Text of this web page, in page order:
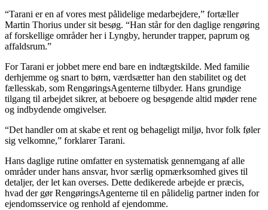
“Tarani er en af vores mest pålidelige medarbejdere,” fortæller
Martin Thorius under sit besøg. “Han står for den daglige rengøring
af forskellige områder her i Lyngby, herunder trapper, paprum og
affaldsrum.”
For Tarani er jobbet mere end bare en indtægtskilde. Med familie
derhjemme og snart to børn, værdsætter han den stabilitet og det
fællesskab, som RengøringsAgenterne tilbyder. Hans grundige
tilgang til arbejdet sikrer, at beboere og besøgende altid møder rene
og indbydende omgivelser.
“Det handler om at skabe et rent og behageligt miljø, hvor folk føler
sig velkomne,” forklarer Tarani.
Hans daglige rutine omfatter en systematisk gennemgang af alle
områder under hans ansvar, hvor særlig opmærksomhed gives til
detaljer, der let kan overses. Dette dedikerede arbejde er præcis,
hvad der gør RengøringsAgenterne til en pålidelig partner inden for
ejendomsservice og renhold af ejendomme.